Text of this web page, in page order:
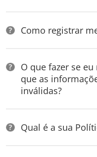
Como registrar
O que fazer se
que as
inválidas?
Qual é a sua